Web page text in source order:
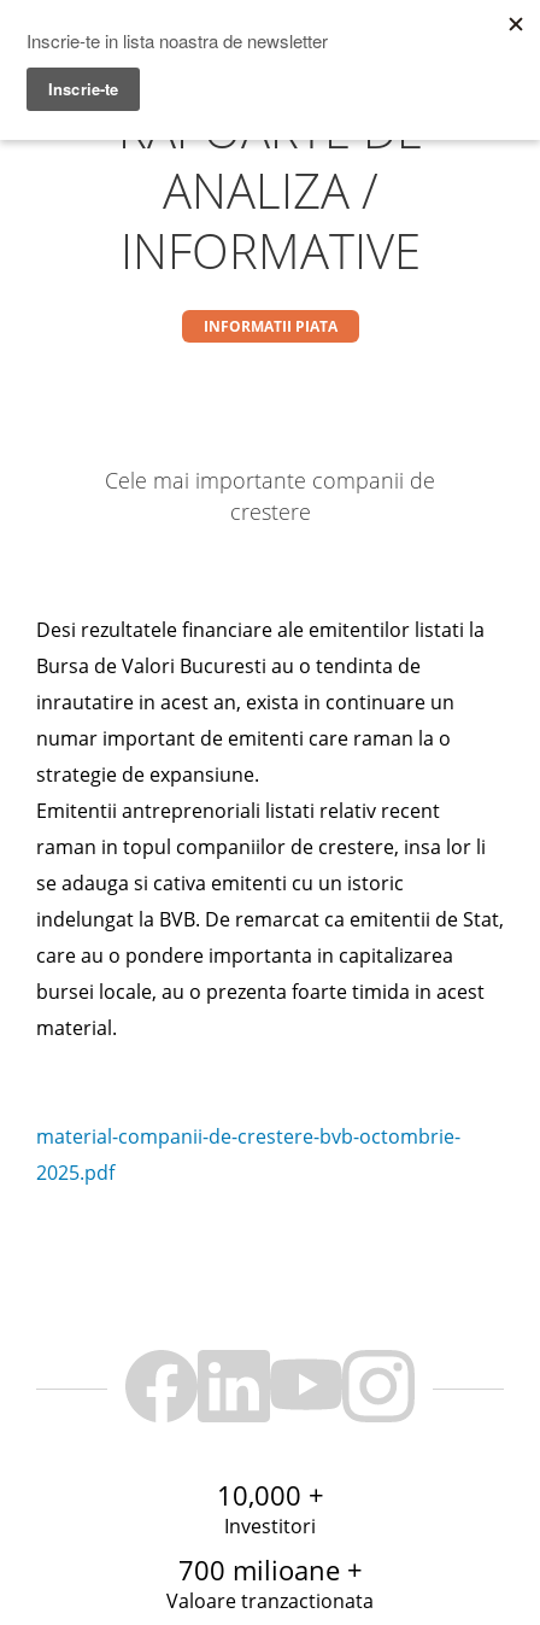
Menu
Prime Transaction
RAPOARTE DE
ANALIZA /
INFORMATIVE
INFORMATII PIATA
Cele mai importante companii de
crestere
Desi rezultatele financiare ale emitentilor listati la
Bursa de Valori Bucuresti au o tendinta de
inrautatire in acest an, exista in continuare un
numar important de emitenti care raman la o
strategie de expansiune.
Emitentii antreprenoriali listati relativ recent
raman in topul companiilor de crestere, insa lor li
se adauga si cativa emitenti cu un istoric
indelungat la BVB. De remarcat ca emitentii de Stat,
care au o pondere importanta in capitalizarea
bursei locale, au o prezenta foarte timida in acest
material.
material-companii-de-crestere-bvb-octombrie-
2025.pdf
10,000 +
Investitori
700 milioane +
Valoare tranzactionata